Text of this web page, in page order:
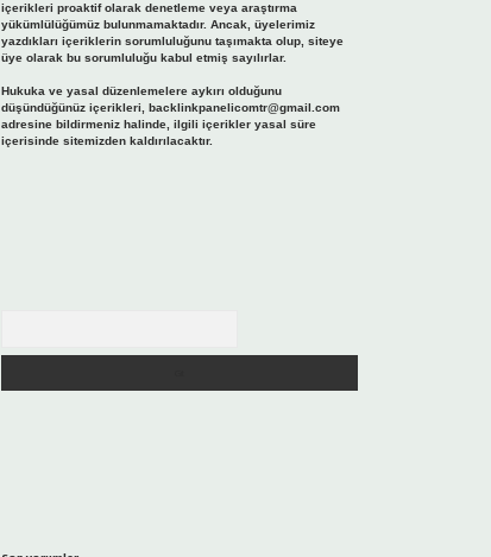
içerikleri proaktif olarak denetleme veya araştırma
yükümlülüğümüz bulunmamaktadır. Ancak, üyelerimiz
yazdıkları içeriklerin sorumluluğunu taşımakta olup, siteye
üye olarak bu sorumluluğu kabul etmiş sayılırlar.
Hukuka ve yasal düzenlemelere aykırı olduğunu
düşündüğünüz içerikleri, backlinkpanelicomtr@gmail.com
adresine bildirmeniz halinde, ilgili içerikler yasal süre
içerisinde sitemizden kaldırılacaktır.